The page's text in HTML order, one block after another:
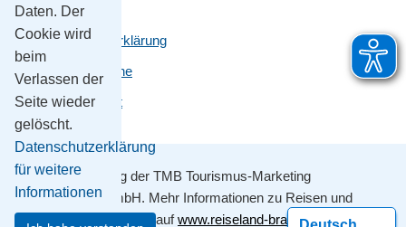
Daten. Der
Cookie wird
beim
Verlassen der
Seite wieder
gelöscht.
Datenschutzerklärung
für weitere
Informationen
Impressum
Datenschutzerklärung
Leichte Sprache
Barrierefreiheit
Mit Unterstützung der TMB Tourismus-Marketing
Brandenburg GmbH. Mehr Informationen zu Reisen und
Ausflügen erhalten sie aufwww.reiseland-brandenburg.de